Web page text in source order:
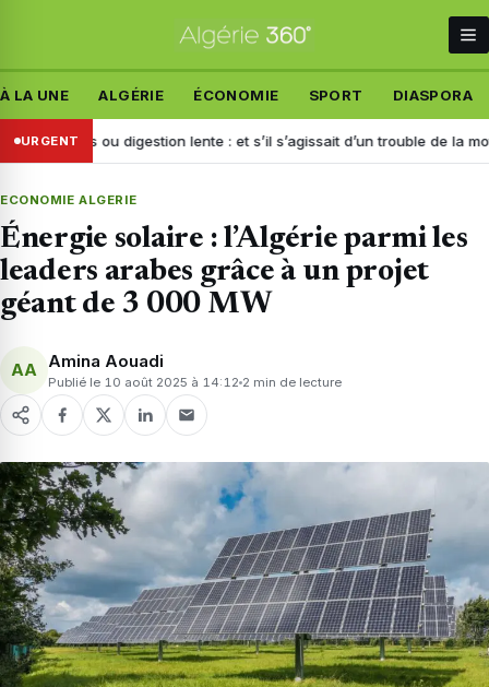
À LA UNE ALGÉRIE ÉCONOMIE SPORT DIASPORA
URGENT
ou digestion lente : et s’il s’agissait d’un trouble de la motilité ?
ECONOMIE ALGERIE
Énergie solaire : l’Algérie parmi les
leaders arabes grâce à un projet
géant de 3 000 MW
AA Amina Aouadi
Publié le 10 août 2025 à 14:12 2 min de lecture